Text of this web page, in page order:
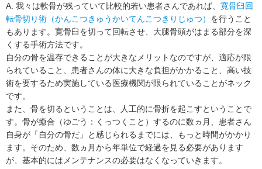
A. 我々は軟骨が残っていて比較的若い患者さんであれば、 寛骨臼回
転骨切り術（かんこつきゅうかいてんこつきりじゅつ） を行うこと
もあります。寛骨臼を切って回転させ、大腿骨頭がはまる部分を深
くする手術方法です。
自分の骨を温存できることが大きなメリットなのですが、適応が限
られていること、患者さんの体に大きな負担がかかること、高い技
術を要するため実施している医療機関が限られていることがネック
です。
また、骨を切るということは、人工的に骨折を起こすということで
す。骨が癒合（ゆごう：くっつくこと）するのに数ヵ月、患者さん
自身が「自分の骨だ」と感じられるまでには、もっと時間がかかり
ます。そのため、数ヵ月から年単位で経過を見る必要があります
が、基本的にはメンテナンスの必要はなくなっていきます。